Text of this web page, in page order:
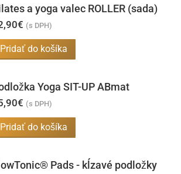
a yoga valec ROLLER (sada)
€ (s DPH)
Pridať do košíka
Yoga SIT-UP ABmat
€ (s DPH)
Pridať do košíka
Pads - kĺzavé podložky